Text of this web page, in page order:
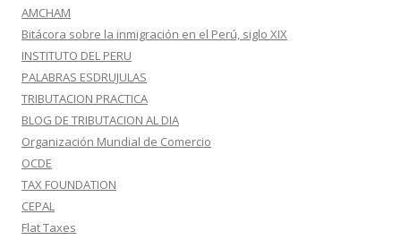
AMCHAM
Bitácora sobre la inmigración en el Perú, siglo XIX
INSTITUTO DEL PERU
PALABRAS ESDRUJULAS
TRIBUTACION PRACTICA
BLOG DE TRIBUTACION AL DIA
Organización Mundial de Comercio
OCDE
TAX FOUNDATION
CEPAL
Flat Taxes